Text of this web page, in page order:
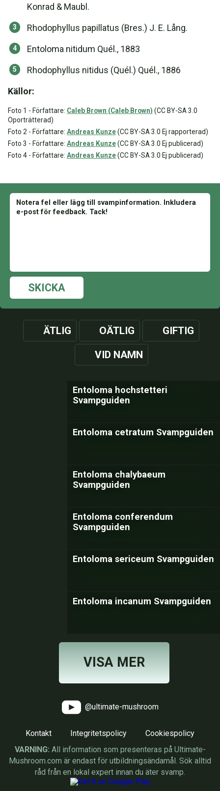
Konrad & Maubl.
Rhodophyllus papillatus (Bres.) J. E. Lång.
Entoloma nitidum Quél., 1883
Rhodophyllus nitidus (Quél.) Quél., 1886
Källor:
Foto 1 - Författare: Caleb Brown (Caleb Brown) (CC BY-SA 3.0
Oporträtterad)
Foto 2 - Författare: Andreas Kunze(CC BY-SA 3.0 Ej rapporterad)
Foto 3 - Författare: Andreas Kunze(CC BY-SA 3.0 Ej publicerad)
Foto 4 - Författare: Andreas Kunze(CC BY-SA 3.0 Ej publicerad)
SKICKA
ÄTLIG OÄTLIG GIFTIG
VID NAMN
Entoloma hochstetteri
Svampguiden
Entoloma cetratum Svampguiden
Entoloma chalybaeum
Svampguiden
Entoloma conferendum
Svampguiden
Entoloma sericeum Svampguiden
Entoloma incanum Svampguiden
VISA MER
@ultimate-mushroom
Kontakt Integritetspolicy
Cookiespolicy
VARNING: All information som presenteras på Ultimate-
Mushroom.com är endast för utbildningsändamål. Sök alltid
råd från en lokal expert innan du äter svamp.